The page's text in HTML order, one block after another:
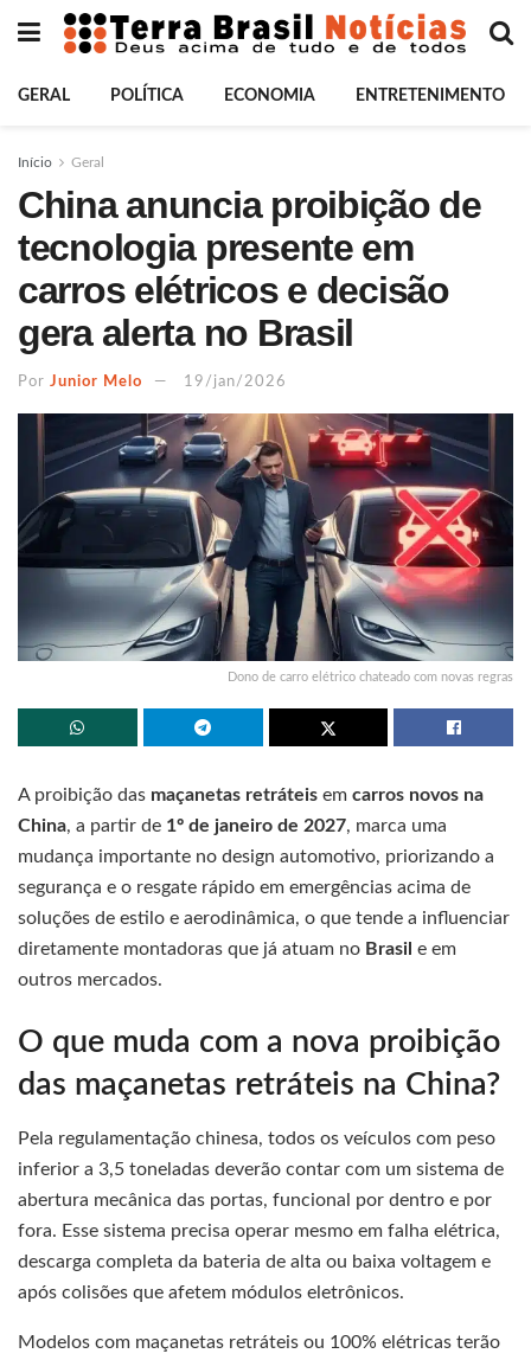
GERAL POLÍTICA ECONOMIA ENTRETENIMENTO
Início Geral
China anuncia proibição de
tecnologia presente em
carros elétricos e decisão
gera alerta no Brasil
Por Junior Melo 19/jan/2026
Dono de carro elétrico chateado com novas regras
A proibição das maçanetas retráteis em carros novos na
China, a partir de 1º de janeiro de 2027, marca uma
mudança importante no design automotivo, priorizando a
segurança e o resgate rápido em emergências acima de
soluções de estilo e aerodinâmica, o que tende a influenciar
diretamente montadoras que já atuam no Brasil e em
outros mercados.
O que muda com a nova proibição
das maçanetas retráteis na China?
Pela regulamentação chinesa, todos os veículos com peso
inferior a 3,5 toneladas deverão contar com um sistema de
abertura mecânica das portas, funcional por dentro e por
fora. Esse sistema precisa operar mesmo em falha elétrica,
descarga completa da bateria de alta ou baixa voltagem e
após colisões que afetem módulos eletrônicos.
Modelos com maçanetas retráteis ou 100% elétricas terão